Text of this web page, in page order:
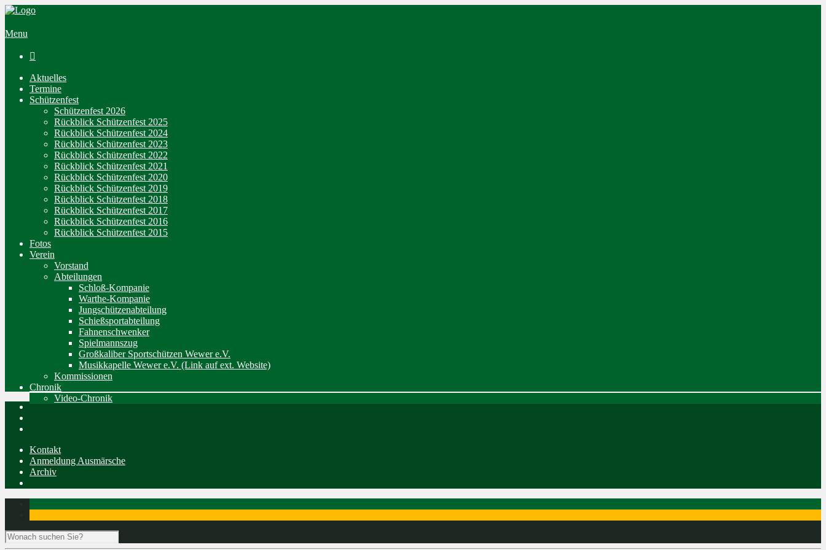
Menu

Aktuelles
Termine
Schützenfest
Schützenfest 2026
Rückblick Schützenfest 2025
Rückblick Schützenfest 2024
Rückblick Schützenfest 2023
Rückblick Schützenfest 2022
Rückblick Schützenfest 2021
Rückblick Schützenfest 2020
Rückblick Schützenfest 2019
Rückblick Schützenfest 2018
Rückblick Schützenfest 2017
Rückblick Schützenfest 2016
Rückblick Schützenfest 2015
Fotos
Verein
Vorstand
Abteilungen
Schloß-Kompanie
Warthe-Kompanie
Jungschützenabteilung
Schießsportabteilung
Fahnenschwenker
Spielmannszug
Großkaliber Sportschützen Wewer e.V.
Musikkapelle Wewer e.V. (Link auf ext. Website)
Kommissionen
Chronik
Video-Chronik
Kontakt
Anmeldung Ausmärsche
Archiv